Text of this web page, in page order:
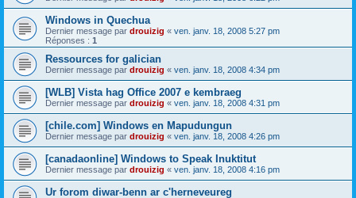
Windows in Quechua
Dernier message par drouizig « ven. janv. 18, 2008 5:27 pm
Réponses : 1
Ressources for galician
Dernier message par drouizig « ven. janv. 18, 2008 4:34 pm
[WLB] Vista hag Office 2007 e kembraeg
Dernier message par drouizig « ven. janv. 18, 2008 4:31 pm
[chile.com] Windows en Mapudungun
Dernier message par drouizig « ven. janv. 18, 2008 4:26 pm
[canadaonline] Windows to Speak Inuktitut
Dernier message par drouizig « ven. janv. 18, 2008 4:16 pm
Ur forom diwar-benn ar c'herneveureg